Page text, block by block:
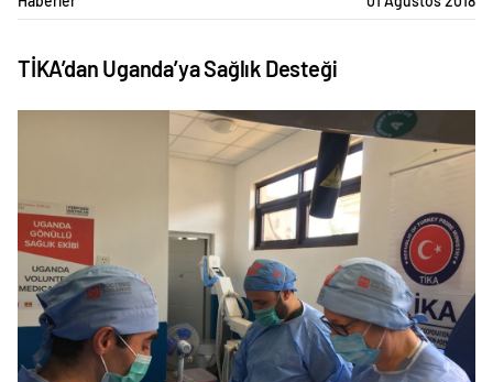
TİKA’dan Uganda’ya Sağlık Desteği